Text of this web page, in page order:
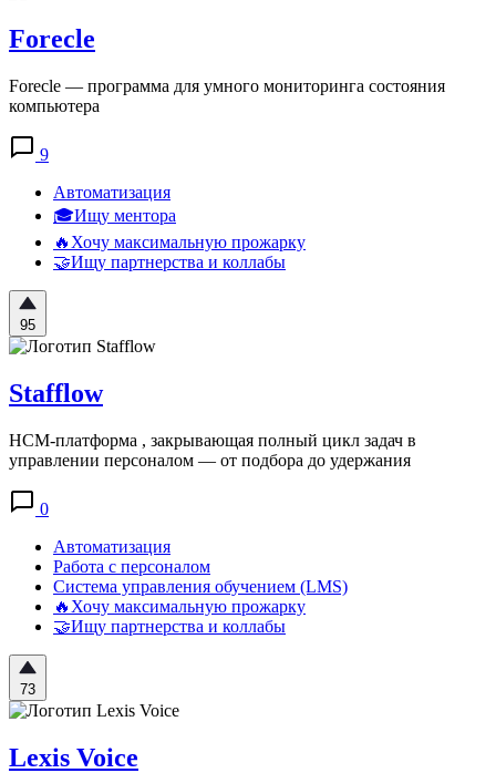
Forecle
Forecle — программа для умного мониторинга состояния
компьютера
9
Автоматизация
🎓Ищу ментора
🔥Хочу максимальную прожарку
🤝Ищу партнерства и коллабы
95
Stafflow
HCM-платформа , закрывающая полный цикл задач в
управлении персоналом — от подбора до удержания
0
Автоматизация
Работа с персоналом
Система управления обучением (LMS)
🔥Хочу максимальную прожарку
🤝Ищу партнерства и коллабы
73
Lexis Voice